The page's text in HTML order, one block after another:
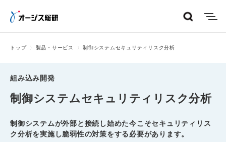
トップ 製品・サービス 制御システムセキュリティリスク分析
組み込み開発
制御システムセキュリティリスク分析
制御システムが外部と接続し始めた今こそセキュリティリス
ク分析を実施し脆弱性の対策をする必要があります。